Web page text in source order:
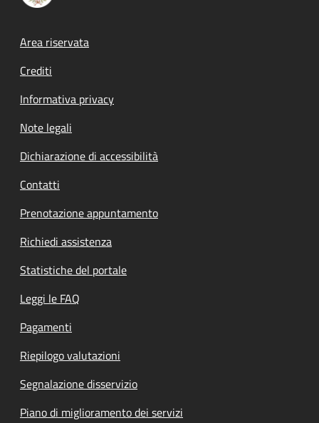
Footer menu
Area riservata
Crediti
Informativa privacy
Note legali
Dichiarazione di accessibilità
Contatti
Prenotazione appuntamento
Richiedi assistenza
Statistiche del portale
Leggi le FAQ
Pagamenti
Riepilogo valutazioni
Segnalazione disservizio
Piano di miglioramento dei servizi